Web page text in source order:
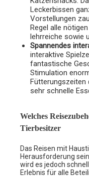
Leckerbissen
Vorstellungen
Regel alle
lehrreiche sowie
Spannendes
interaktive
fantastische
Stimulation
Fütterungszeiten
sehr schnelle
Welches
Tierbesitzer
Das Reisen mit
Herausforderung
wird es jedoch
Erlebnis für alle